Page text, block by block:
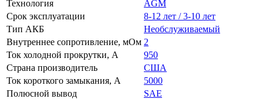
Технология
AGM
Срок эксплуатации
8-12 лет / 3-10 лет
Тип АКБ
Необслуживаемый
Внутреннее сопротивление, мОм 2
Ток холодной прокрутки, A
950
Страна производитель
США
Ток короткого замыкания, А
5000
Полюсной вывод
SAE